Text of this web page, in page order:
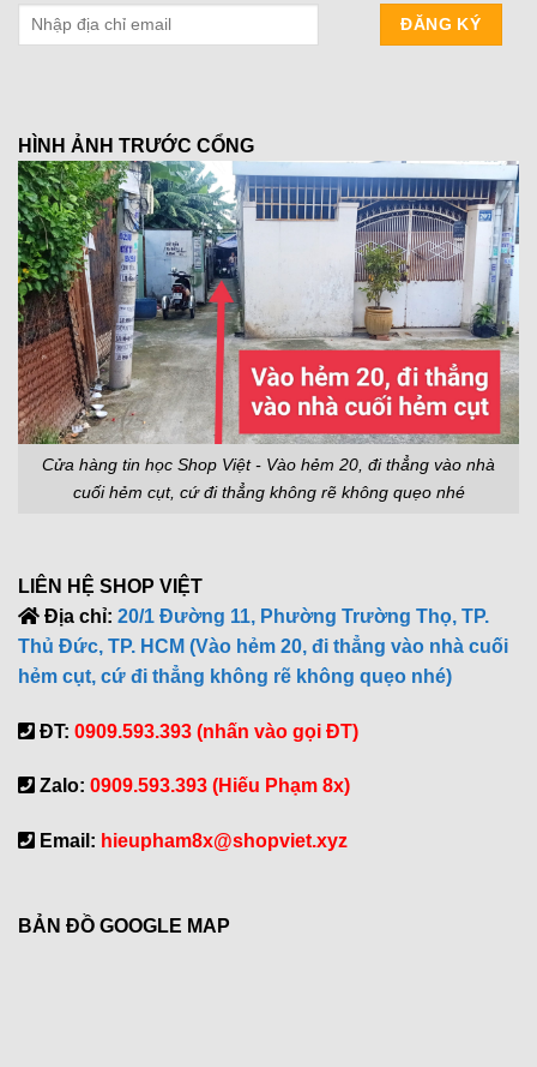
HÌNH ẢNH TRƯỚC CỔNG
Cửa hàng tin học Shop Việt - Vào hẻm 20, đi thẳng vào nhà
cuối hẻm cụt, cứ đi thẳng không rẽ không quẹo nhé
LIÊN HỆ SHOP VIỆT
Địa chỉ: 20/1 Đường 11, Phường Trường Thọ, TP.
Thủ Đức, TP. HCM (Vào hẻm 20, đi thẳng vào nhà cuối
hẻm cụt, cứ đi thẳng không rẽ không quẹo nhé)
ĐT: 0909.593.393 (nhấn vào gọi ĐT)
Zalo: 0909.593.393 (Hiếu Phạm 8x)
Email: hieupham8x@shopviet.xyz
BẢN ĐỒ GOOGLE MAP